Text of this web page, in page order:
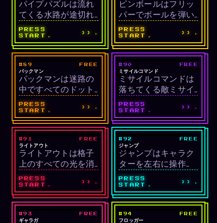
べます。
パイプパズルは流れ
てくる水路が途切れ
ないように、ランダ
ムなパイプを格子に
配置するパズルゲー
ムです。制限時間内
に必要な長さを繋げ
る必要があります。
PRESS
START
››
ピンボールはフリッ
パーでボールを弾い
てバンパーやターゲ
ットに当てて得点す
る物理ベースのアー
ケードゲームです。
ボールをできるだけ
長く生かしてコンボ
とボーナスを積み上
げます。
PRESS
START
››
アーケード LIVE
#89 FREE
パックマン
パックマンは迷路の
中ですべてのドット
を食べつつ4種のゴー
ストを避けるクラシ
ックアーケードで
す。パワーペレット
を食べると一定時間
ゴーストを食べられ
ます。
PRESS
START
››
シューティング LIVE
#90 FREE
ミサイルコマンド
ミサイルコマンドは
落ちてくる敵ミサイ
ルから6つの都市を守
るクラシックシュー
ティングです。3つの
基地からミサイルで
迎撃し、連鎖爆発を
引き起こします。
PRESS
START
››
パズル LIVE
#91 FREE
ライトアウト
ライトアウトは格子
上のすべての光を消
す論理パズルです。
セルをクリックする
とそのセルと上下左
右4つが同時にトグル
され、最少手数・短
PRESS
START
››
プラットフォーマーLIVE
#92 FREE
ジャンプ
ジャンプはキャラク
ターを左右に操作
し、ひたすら上へと
登っていく垂直プラ
ットフォーマーで
す。足場を踏んで高
く登るほど得点が増
PRESS
START
››
シューティング LIVE
#93 FREE
ギャラガ アーケード LIVE
#94 FREE
フロッガー